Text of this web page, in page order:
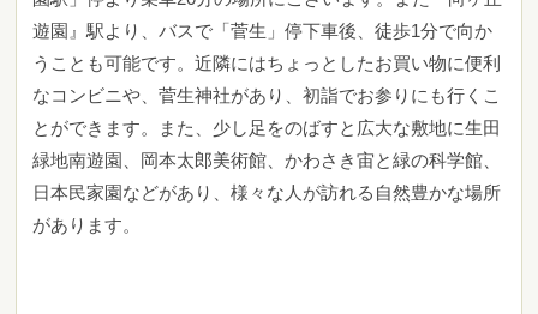
遊園』駅より、バスで「菅生」停下車後、徒歩1分で向か
うことも可能です。近隣にはちょっとしたお買い物に便利
なコンビニや、菅生神社があり、初詣でお参りにも行くこ
とができます。また、少し足をのばすと広大な敷地に生田
緑地南遊園、岡本太郎美術館、かわさき宙と緑の科学館、
日本民家園などがあり、様々な人が訪れる自然豊かな場所
があります。